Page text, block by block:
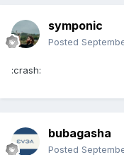
symponic
Posted
:crash:
bubagasha
Posted